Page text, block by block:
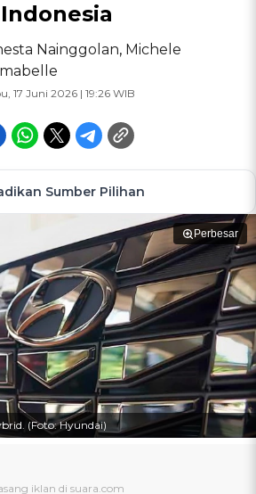
Indonesia
Nainggolan, Michele
17 Juni 2026 | 19:26 WIB
Sumber Pilihan
Perbesar
(Foto: Hyundai)